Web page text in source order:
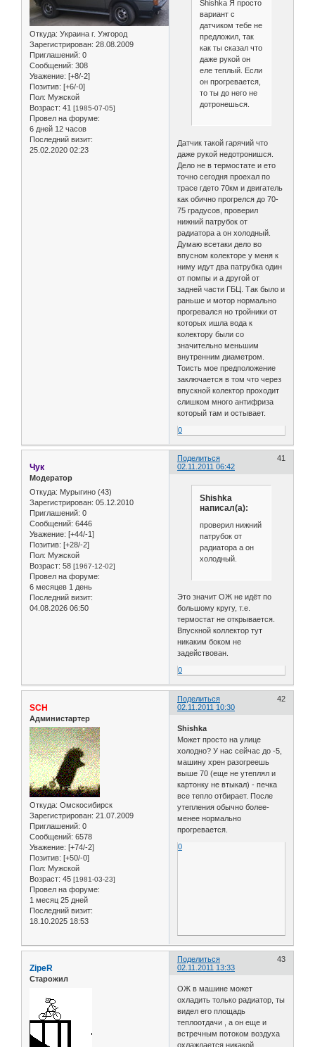
Откуда: Украина г. Ужгород
Зарегистрирован: 28.08.2009
Приглашений: 0
Сообщений: 308
Уважение: [+8/-2]
Позитив: [+6/-0]
Пол: Мужской
Возраст: 41 [1985-07-05]
Провел на форуме:
6 дней 12 часов
Последний визит:
25.02.2020 02:23
Shishka Я просто
вариант с
датчиком тебе не
предложил, так
как ты сказал что
даже рукой он
еле теплый. Если
он прогревается,
то ты до него не
дотронешься.
Датчик такой гарячий что
даже рукой недотронишся.
Дело не в термостате и ето
точно сегодня проехал по
трасе гдето 70км и двигатель
как обично прогрелся до 70-
75 градусов, проверил
нижний патрубок от
радиатора а он холодный.
Думаю всетаки дело во
впусном колекторе у меня к
ниму идут два патрубка один
от помпы и а другой от
задней части ГБЦ. Так было и
раньше и мотор нормально
прогревался но тройники от
которых ишла вода к
колектору были со
значительно меньшим
внутренним диаметром.
Тоисть мое предположение
заключается в том что через
впускной колектор проходит
слишком много антифриза
который там и остывает.
0
Поделиться
41
02.11.2011 06:42
Чук
Модератор
Откуда: Мурыгино (43)
Зарегистрирован: 05.12.2010
Приглашений: 0
Сообщений: 6446
Уважение: [+44/-1]
Позитив: [+28/-2]
Пол: Мужской
Возраст: 58 [1967-12-02]
Провел на форуме:
6 месяцев 1 день
Последний визит:
04.08.2026 06:50
Shishka
написал(а):
проверил нижний
патрубок от
радиатора а он
холодный.
Это значит ОЖ не идёт по
большому кругу, т.е.
термостат не открывается.
Впускной коллектор тут
никаким боком не
задействован.
0
Поделиться
42
02.11.2011 10:30
SCH
Администартер
Откуда: Омскосибирск
Зарегистрирован: 21.07.2009
Приглашений: 0
Сообщений: 6578
Уважение: [+74/-2]
Позитив: [+50/-0]
Пол: Мужской
Возраст: 45 [1981-03-23]
Провел на форуме:
1 месяц 25 дней
Последний визит:
18.10.2025 18:53
Shishka
Может просто на улице
холодно? У нас сейчас до -5,
машину хрен разогреешь
выше 70 (еще не утеплял и
картонку не втыкал) - печка
все тепло отбирает. После
утепления обычно более-
менее нормально
прогревается.
0
Поделиться
43
02.11.2011 13:33
ZipeR
Старожил
ОЖ в машине может
охладить только радиатор, ты
видел его площадь
теплоотдачи , а он еще и
встречным потоком воздуха
охлаждается никакой